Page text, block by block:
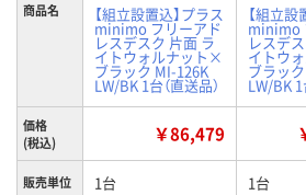
商品名 【組立設置込】プラス
minimo フリーアド
レスデスク 片面 ラ
イトウォルナット×
ブラック MI-126K
LW/BK 1台（直送品）
【組立設
minimo
レスデ
イトウ
ブラッ
LW/BK 1
価格
(税込)
￥86,479
販売単位 1台 1台